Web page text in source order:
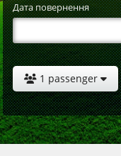
Дата повернення
1 passenger